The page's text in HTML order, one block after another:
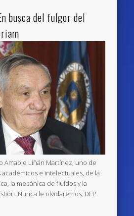
busca del fulgor del
Amable Liñán Martínez, uno de
e intelectuales, de la
la mecánica de fluidos y la
Nunca le olvidaremos, DEP.